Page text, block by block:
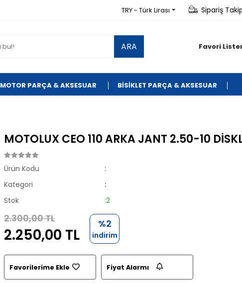
TRY - Türk Lirası Sipariş
ARA Favori
MOTOR PARÇA & AKSESUAR BİSİKLET PARÇA & AKSESUAR
MOTOLUX CEO 110 ARKA JANT 2.50-10
Ürün Kodu
:
Kategori
:
Stok
:2
2.300,00 TL
2.250,00 TL
%2
indirim
Favorilerime Ekle Fiyat Alarmı